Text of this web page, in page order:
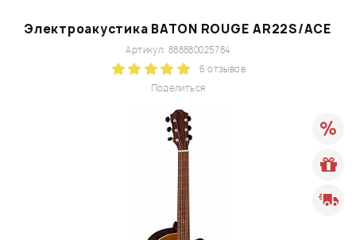
Электроакустика BATON ROUGE AR22S/ACE
Поделиться
Артикул: 888880025784
6 отзывов